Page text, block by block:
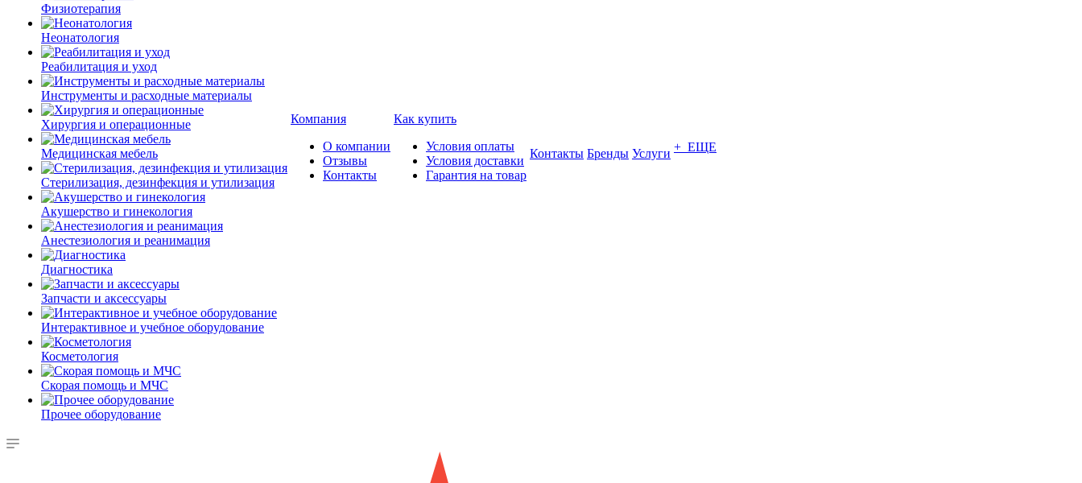
Физиотерапия
Неонатология
Реабилитация и уход
Инструменты и расходные материалы
Хирургия и операционные
Медицинская мебель
Стерилизация, дезинфекция и утилизация
Акушерство и гинекология
Анестезиология и реанимация
Диагностика
Запчасти и аксессуары
Интерактивное и учебное оборудование
Косметология
Скорая помощь и МЧС
Прочее оборудование
Компания
О компании
Отзывы
Контакты
Как купить
Условия оплаты
Условия доставки
Гарантия на товар
Контакты Бренды Услуги + ЕЩЕ